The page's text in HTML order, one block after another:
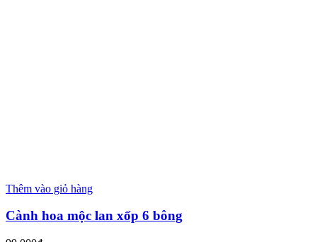
Thêm vào giỏ hàng
Cành hoa mộc lan xốp 6 bông